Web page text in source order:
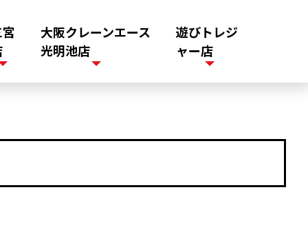
大阪クレーンエース
光明池店
遊びトレジ
ャー店